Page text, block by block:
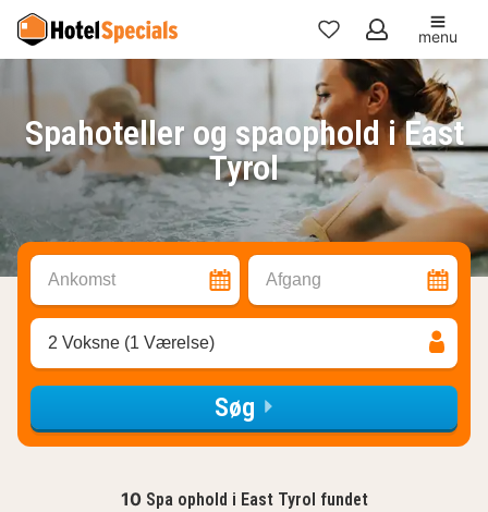
Mine
favoritter
menu
Spahoteller og spaophold i East
Tyrol
Ankomst Afgang
2 Voksne (1 Værelse)
Søg
10 Spa ophold i East Tyrol fundet